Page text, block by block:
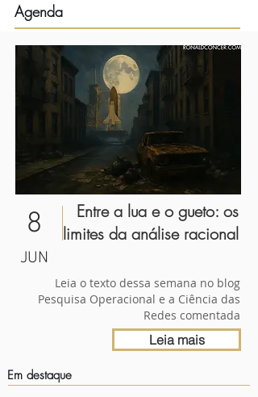
Agenda
Entre a lua e o gueto: os
limites da análise racional
8
JUN
Leia o texto dessa semana no blog
Pesquisa Operacional e a Ciência das
Redes comentada
Leia mais
Em destaque